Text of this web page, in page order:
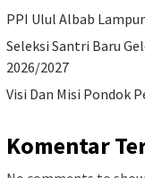
PPI Ulul Albab
Seleksi Santri Baru
2026/2027
Visi Dan Misi Pondok
Komentar